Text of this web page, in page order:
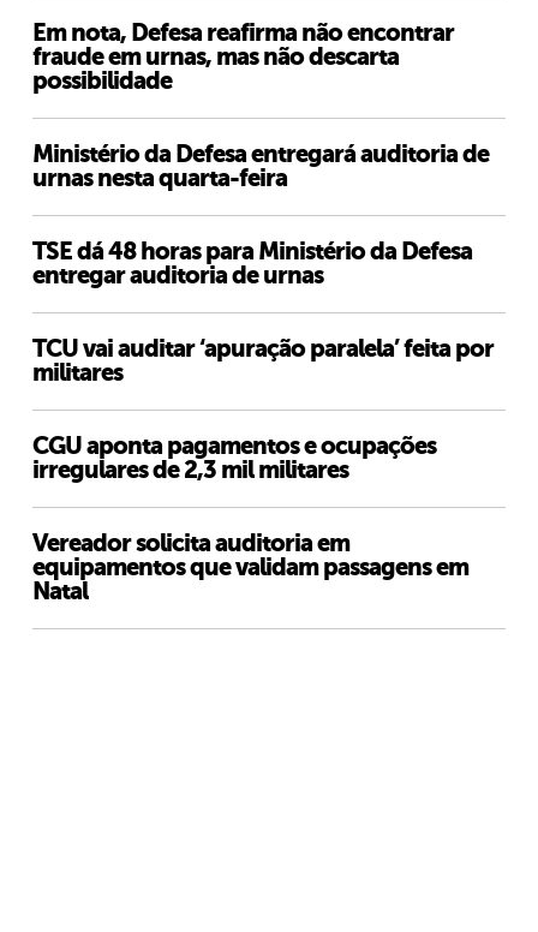
Em nota, Defesa reafirma não encontrar
fraude em urnas, mas não descarta
possibilidade
Ministério da Defesa entregará auditoria de
urnas nesta quarta-feira
TSE dá 48 horas para Ministério da Defesa
entregar auditoria de urnas
TCU vai auditar ‘apuração paralela’ feita por
militares
CGU aponta pagamentos e ocupações
irregulares de 2,3 mil militares
Vereador solicita auditoria em
equipamentos que validam passagens em
Natal